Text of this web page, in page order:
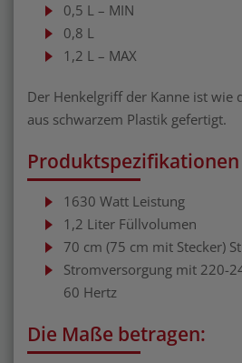
0,5 L – MIN
0,8 L
1,2 L – MAX
Der Henkelgriff der Kanne ist wie
aus schwarzem Plastik gefertigt.
Produktspezifikationen
1630 Watt Leistung
1,2 Liter Füllvolumen
70 cm (75 cm mit Stecker)
Stromversorgung mit 220-
60 Hertz
Die Maße betragen: